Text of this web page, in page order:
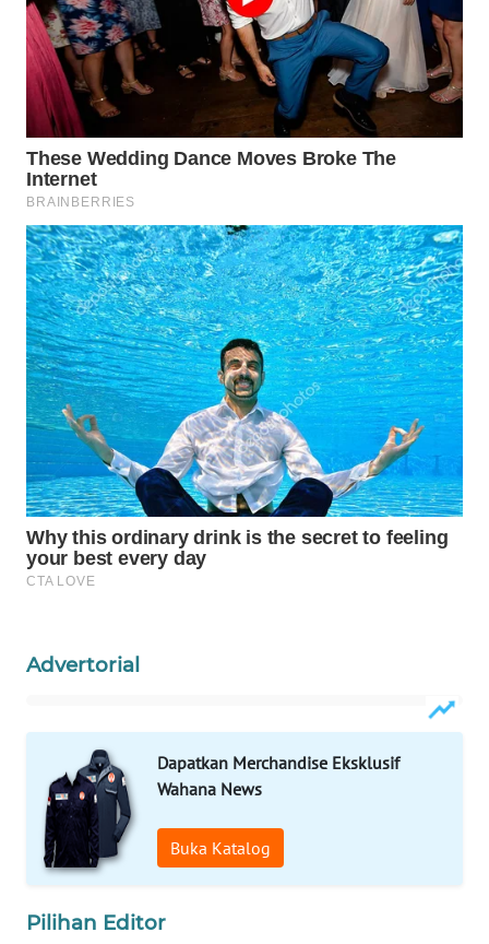
Advertorial
Dapatkan Merchandise Eksklusif
Wahana News
Buka Katalog
Pilihan Editor